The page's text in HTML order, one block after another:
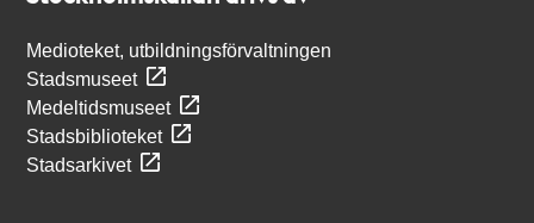
Medioteket, utbildningsförvaltningen
Stadsmuseet
Medeltidsmuseet
Stadsbiblioteket
Stadsarkivet